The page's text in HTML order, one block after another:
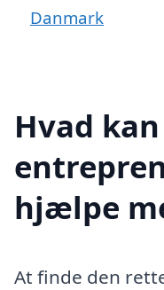
Danmark
Hvad
hjælpe
At finde den